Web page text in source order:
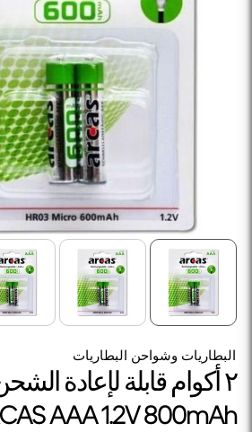
البطاريات وشواحن البطاريات
٢ أكوام قابلة لإعادة
AAA 1.2V 800mAh